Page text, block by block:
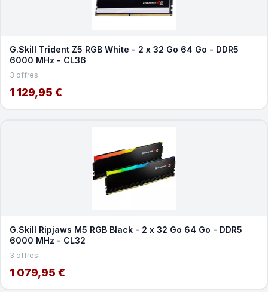
G.Skill Trident Z5 RGB White - 2 x 32 Go 64 Go - DDR5
6000 MHz - CL36
3 offres
1 129,95 €
G.Skill Ripjaws M5 RGB Black - 2 x 32 Go 64 Go - DDR5
6000 MHz - CL32
3 offres
1 079,95 €